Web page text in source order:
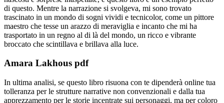
di questo. Mentre la narrazione si svolgeva, mi sono trovato
trascinato in un mondo di sogni vividi e tecnicolor, come un pittore
maestro che tesse un arazzo di meraviglia e incanto che mi ha
trasportato in un regno al di là del mondo, un ricco e vibrante
broccato che scintillava e brillava alla luce.
Amara Lakhous pdf
In ultima analisi, se questo libro risuona con te dipenderà online tua
tolleranza per le strutture narrative non convenzionali e dalla tua
apprezzamento per le storie incentrate sui personaggi, ma per coloro